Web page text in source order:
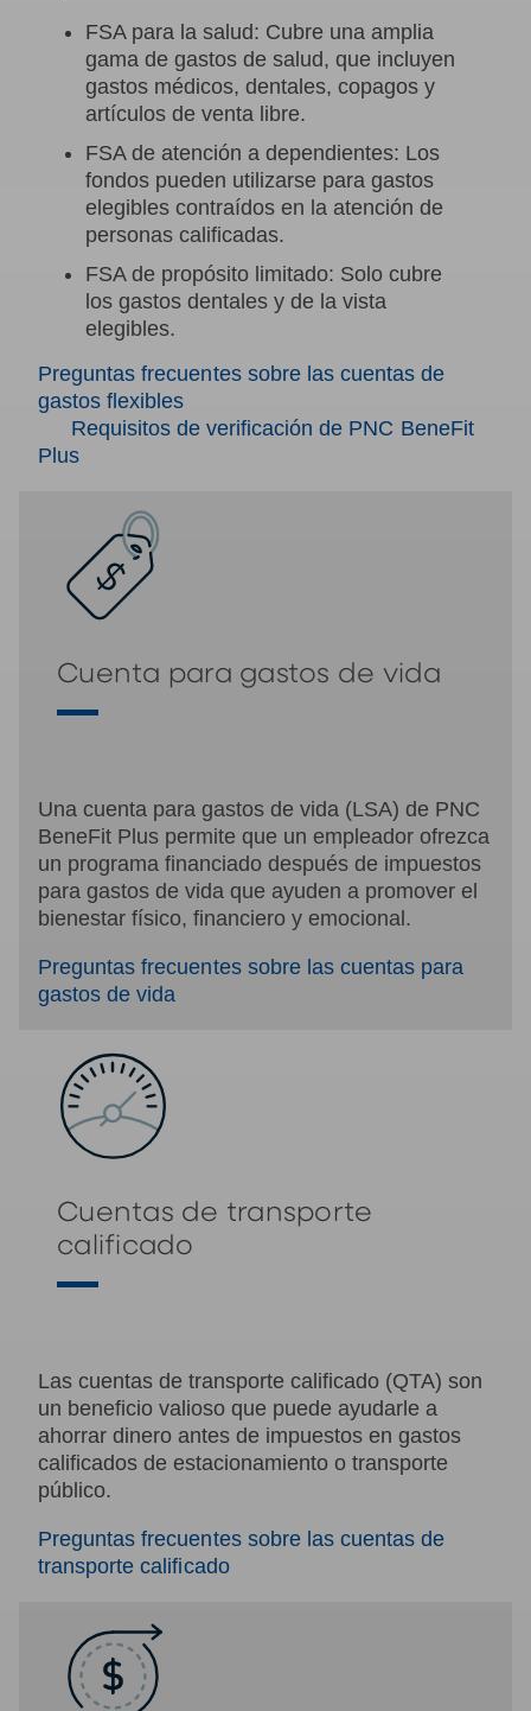
FSA para la salud: Cubre una amplia
gama de gastos de salud, que incluyen
gastos médicos, dentales, copagos y
artículos de venta libre.
FSA de atención a dependientes: Los
fondos pueden utilizarse para gastos
elegibles contraídos en la atención de
personas calificadas.
FSA de propósito limitado: Solo cubre
los gastos dentales y de la vista
elegibles.
Preguntas frecuentes sobre las cuentas de
gastos flexibles
Requisitos de verificación de PNC BeneFit
Plus
Cuenta para gastos de vida
Una cuenta para gastos de vida (LSA) de PNC
BeneFit Plus permite que un empleador ofrezca
un programa financiado después de impuestos
para gastos de vida que ayuden a promover el
bienestar físico, financiero y emocional.
Preguntas frecuentes sobre las cuentas para
gastos de vida
Cuentas de transporte
calificado
Las cuentas de transporte calificado (QTA) son
un beneficio valioso que puede ayudarle a
ahorrar dinero antes de impuestos en gastos
calificados de estacionamiento o transporte
público.
Preguntas frecuentes sobre las cuentas de
transporte calificado